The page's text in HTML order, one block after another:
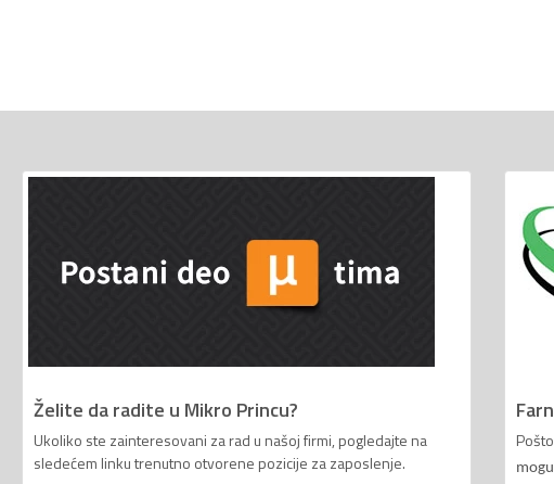
Želite da radite u Mikro Princu?
Ukoliko ste zainteresovani za rad u našoj firmi, pogledajte na
sledećem linku trenutno otvorene pozicije za zaposlenje.